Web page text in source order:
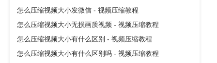
怎么压缩视频大小发微信 - 视频压缩教程
怎么压缩视频大小无损画质视频 - 视频压缩教程
怎么压缩视频大小有什么区别 - 视频压缩教程
怎么压缩视频大小有什么区别吗 - 视频压缩教程